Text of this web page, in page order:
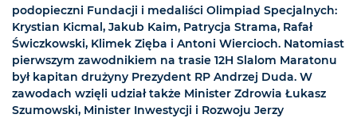
podopieczni Fundacji i medaliści Olimpiad Specjalnych:
Krystian Kicmal, Jakub Kaim, Patrycja Strama, Rafał
Świczkowski, Klimek Zięba i Antoni Wiercioch. Natomiast
pierwszym zawodnikiem na trasie 12H Slalom Maratonu
był kapitan drużyny Prezydent RP Andrzej Duda. W
zawodach wzięli udział także Minister Zdrowia Łukasz
Szumowski, Minister Inwestycji i Rozwoju Jerzy